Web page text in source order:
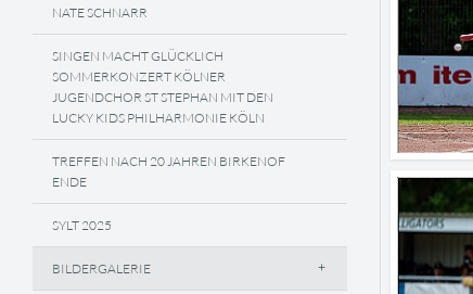
NATE SCHNARR
SINGEN MACHT GLÜCKLICH
SOMMERKONZERT KÖLNER
JUGENDCHOR ST STEPHAN MIT DEN
LUCKY KIDS PHILHARMONIE KÖLN
TREFFEN NACH 20 JAHREN BIRKENOF
ENDE
SYLT 2025
BILDERGALERIE